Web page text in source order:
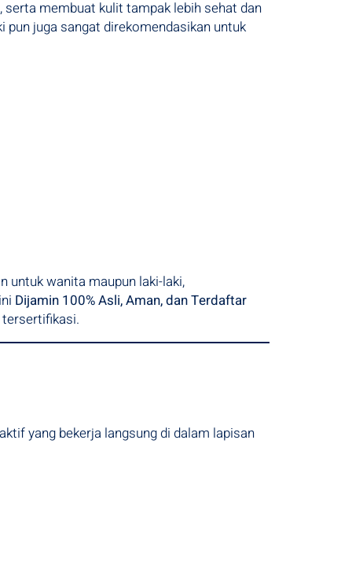
membuat kulit tampak lebih sehat dan
juga sangat direkomendasikan untuk
untuk wanita maupun laki-laki,
Dijamin 100% Asli, Aman, dan Terdaftar
tersertifikasi.
yang bekerja langsung di dalam lapisan